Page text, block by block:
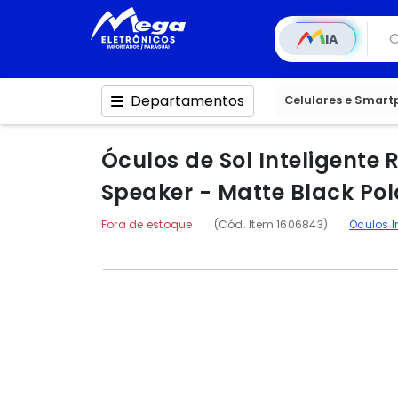
IA
Departamentos Celulares e
Óculos de Sol Inteligente
Speaker - Matte Black
Fora de estoque (Cód. Item 1606843) Óculos